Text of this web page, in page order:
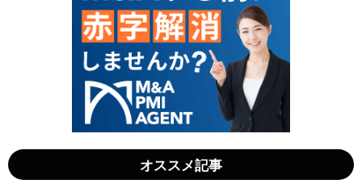
6
日
」
日
」
オススメ記事